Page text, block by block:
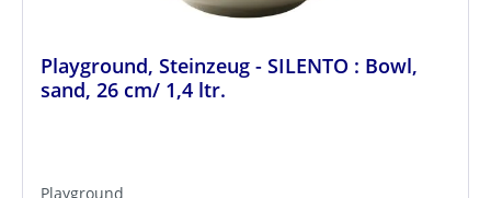
Playground, Steinzeug - SILENTO : Bowl,
sand, 26 cm/ 1,4 ltr.
Playground